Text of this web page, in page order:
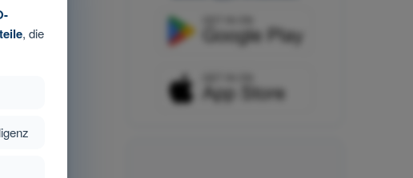
, die